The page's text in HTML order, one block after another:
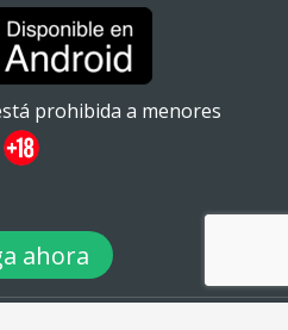
prohibida a menores
ahora